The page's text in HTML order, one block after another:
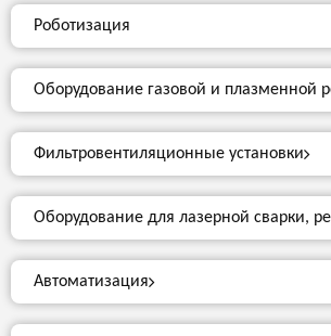
Роботизация
Оборудование газовой и плазменной
Фильтровентиляционные установки
Оборудование для лазерной сварки,
Автоматизация